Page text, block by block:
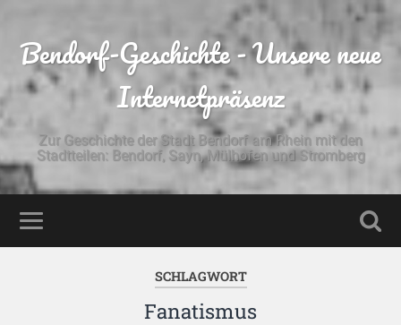
Bendorf-Geschichte - Unsere neue
Internetpräsenz
Zur Geschichte der Stadt Bendorf am Rhein mit den
Stadtteilen: Bendorf, Sayn, Mülhofen und Stromberg
SCHLAGWORT
Fanatismus